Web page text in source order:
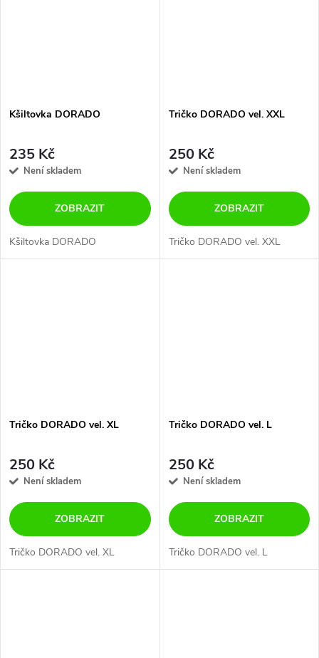
Kšiltovka DORADO
235 Kč
Není skladem
ZOBRAZIT
Kšiltovka DORADO
Tričko DORADO vel. XXL
250 Kč
Není skladem
ZOBRAZIT
Tričko DORADO vel. XXL
Tričko DORADO vel. XL
250 Kč
Není skladem
ZOBRAZIT
Tričko DORADO vel. XL
Tričko DORADO vel. L
250 Kč
Není skladem
ZOBRAZIT
Tričko DORADO vel. L